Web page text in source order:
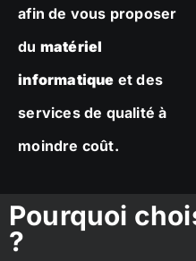
afin de vous proposer
du matériel
informatique et des
services de qualité à
moindre coût.
Pourquoi
?